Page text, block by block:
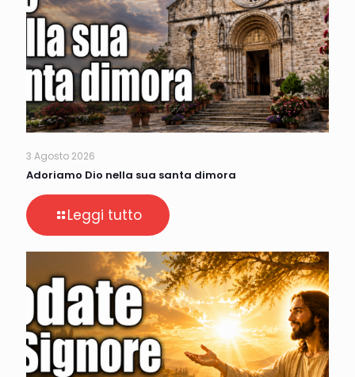
3 Agosto 2026
Adoriamo Dio nella sua santa dimora
Leggi tutto